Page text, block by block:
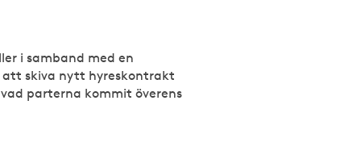
i samband med en
skiva nytt hyreskontrakt
parterna kommit överens